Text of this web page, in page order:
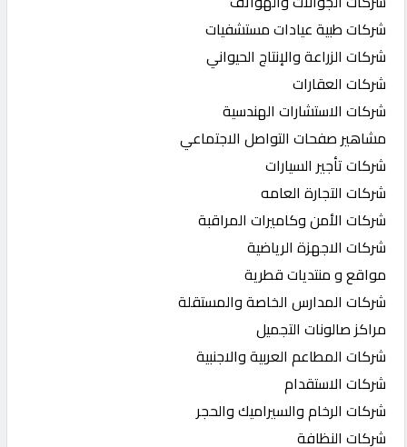
شركات طبية عيادات مستشفيات
شركات الزراعة والإنتاج الحيواني
شركات العقارات
شركات الاستشارات الهندسية
مشاهير صفحات التواصل الاجتماعي
شركات تأجير السيارات
شركات التجارة العامه
شركات الأمن وكاميرات المراقبة
شركات الاجهزة الرياضية
مواقع و منتديات قطرية
شركات المدارس الخاصة والمستقلة
مراكز صالونات التجميل
شركات المطاعم العربية والاجنبية
شركات الاستقدام
شركات الرخام والسيراميك والحجر
شركات النظافة